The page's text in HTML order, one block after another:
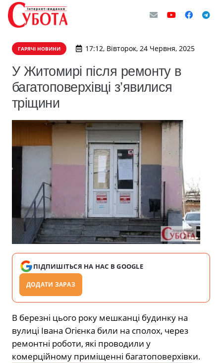
ГАРЯЧІ НОВИНИ 17:12, Вівторок, 24 Червня, 2025
У Житомирі після ремонту в
багатоповерхівці з’явилися
тріщини
ПІДПИШІТЬСЯ НА НАС В GOOGLE
ДОДАТИ ЗАРАЗ
В березні цього року мешканці будинку на
вулиці Івана Огієнка били на сполох, через
ремонтні роботи, які проводили у
комерційному приміщенні багатоповерхівки.